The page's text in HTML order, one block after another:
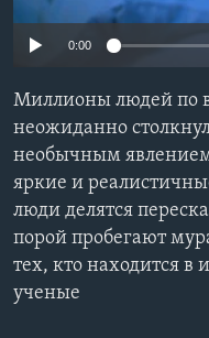
Learning English
СОЦИАЛЬНЫЕ СЕТИ
Языки
0:00
Миллионы людей по
неожиданно
необычным
яркие и
люди делятся
порой пробегают
тех, кто находится в
ученые